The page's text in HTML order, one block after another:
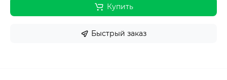
Купить
Быстрый заказ